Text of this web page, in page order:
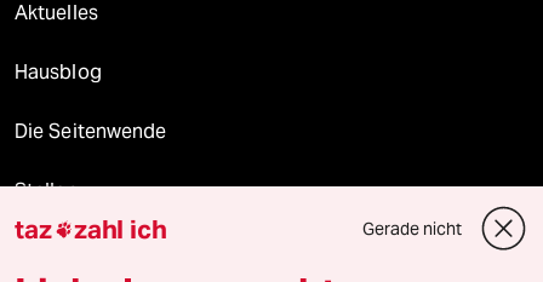
Aktuelles
Hausblog
Die Seitenwende
Stellen
taz zahl ich Gerade nicht